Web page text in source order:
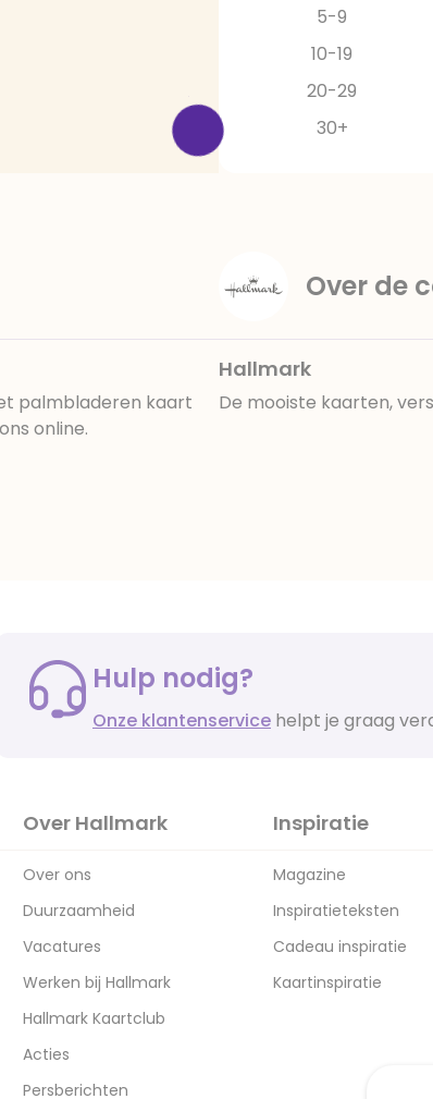
5-9
10-19
20-29
30+
palmbladeren kaart
online.
Over de
Hallmark
De mooiste kaarten,
Hulp nodig?
Onze klantenservice helpt je graag
Over Hallmark
Over ons
Duurzaamheid
Vacatures
Werken bij Hallmark
Hallmark Kaartclub
Acties
Persberichten
Inspiratie
Magazine
Inspiratieteksten
Cadeau inspiratie
Kaartinspiratie